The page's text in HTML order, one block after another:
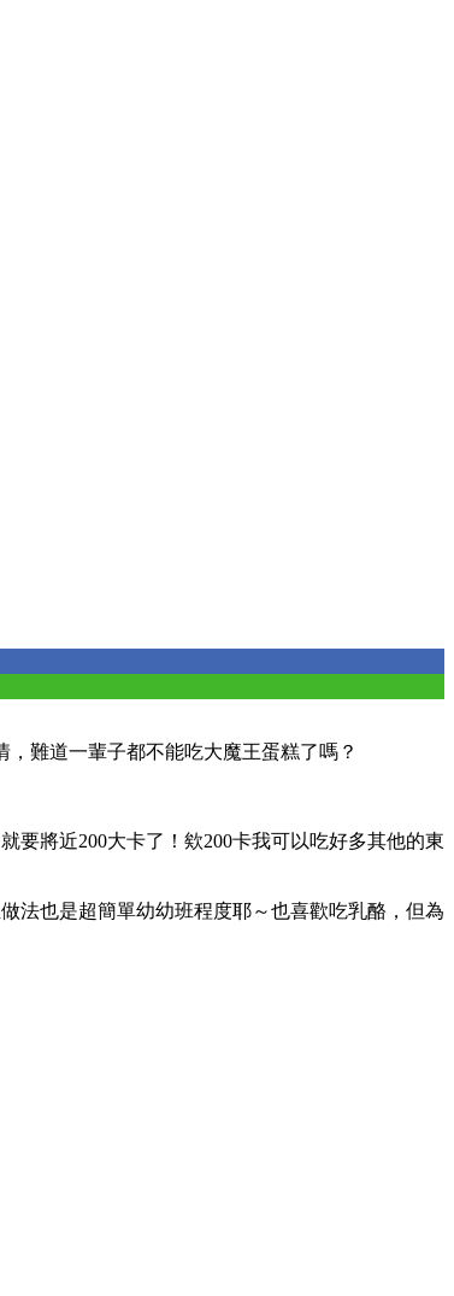
難道一輩子都不能吃大魔王蛋糕了嗎？
要將近200大卡了！欸200卡我可以吃好多其他的東
法也是超簡單幼幼班程度耶～也喜歡吃乳酪，但為